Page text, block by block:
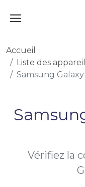
Accueil
Liste des
Samsung Galaxy
Vérifiez la